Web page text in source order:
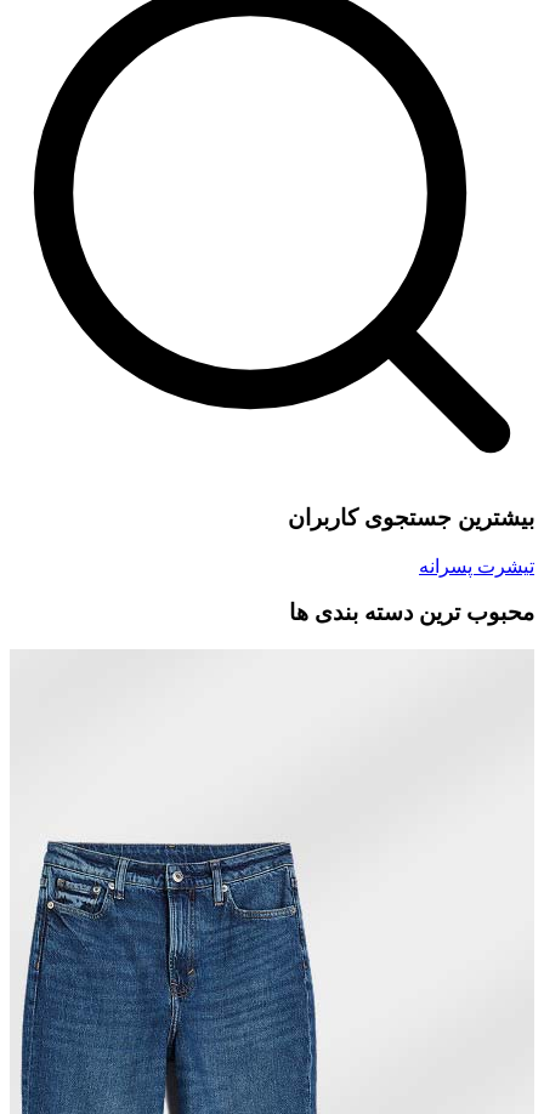
بیشترین جستجوی کاربران
تیشرت پسرانه
محبوب ترین دسته بندی ها